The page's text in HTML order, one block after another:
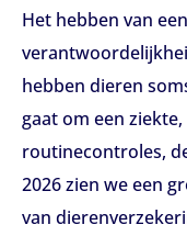
Het hebben van
hebben dieren
gaat om een
routinecontroles,
2026 zien we een
van